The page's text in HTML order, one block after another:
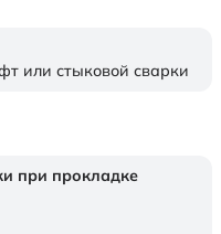
или стыковой сварки
при прокладке